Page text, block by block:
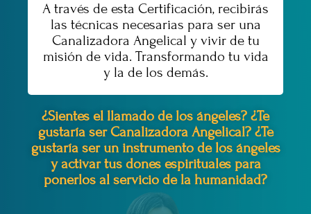
A través de esta Certificación, recibirás
las técnicas necesarias para ser una
Canalizadora Angelical y vivir de tu
misión de vida. Transformando tu vida
y la de los demás.
¿Sientes el llamado de los ángeles? ¿Te
gustaría ser Canalizadora Angelical? ¿Te
gustaría ser un instrumento de los ángeles
y activar tus dones espirituales para
ponerlos al servicio de la humanidad?